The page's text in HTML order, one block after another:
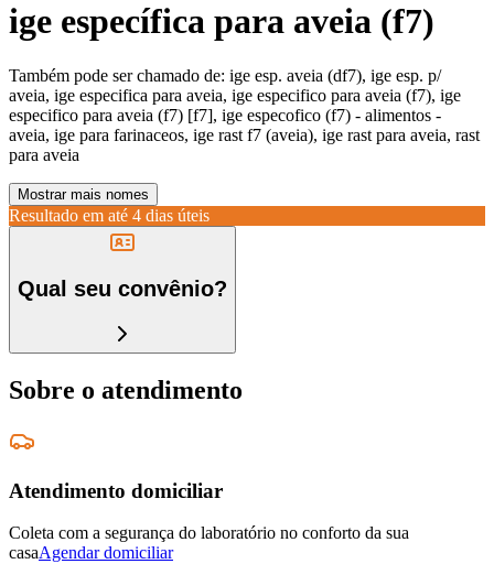
ige específica para aveia (f7)
Também pode ser chamado de: ige esp. aveia (df7), ige esp. p/
aveia, ige especifica para aveia, ige especifico para aveia (f7), ige
especifico para aveia (f7) [f7], ige especofico (f7) - alimentos -
aveia, ige para farinaceos, ige rast f7 (aveia), ige rast para aveia, rast
para aveia
Mostrar mais nomes
Resultado em até 4 dias úteis
Qual seu convênio?
Sobre o atendimento
Atendimento domiciliar
Coleta com a segurança do laboratório no conforto da sua
casaAgendar domiciliar